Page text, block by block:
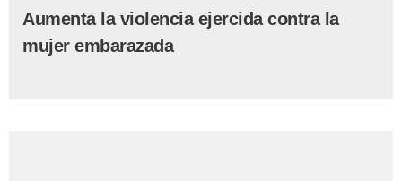
Aumenta la violencia ejercida contra la
mujer embarazada